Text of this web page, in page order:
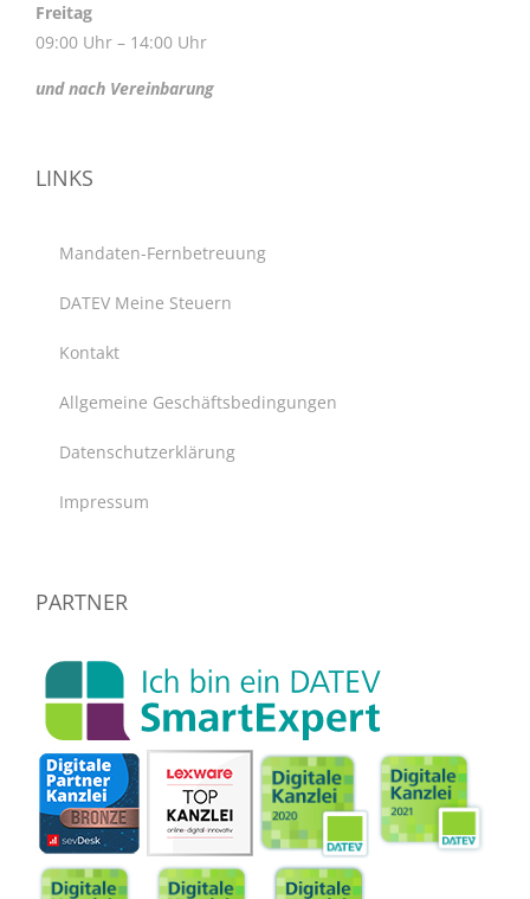
Freitag
09:00 Uhr – 14:00 Uhr
und nach Vereinbarung
LINKS
Mandaten-Fernbetreuung
DATEV Meine Steuern
Kontakt
Allgemeine Geschäftsbedingungen
Datenschutzerklärung
Impressum
PARTNER